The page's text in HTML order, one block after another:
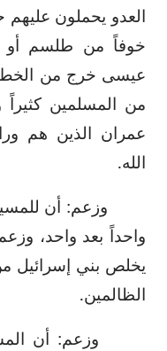
العدو يحملون عليهم
خوفاً من طلسم أو
عيسى خرج من الخط
من المسلمين
عمران الذين هم
الله.
وزعم: أن
واحداً بعد واحد،
يخلص بني إسرائيل
الظالمين.
وزعم: أن